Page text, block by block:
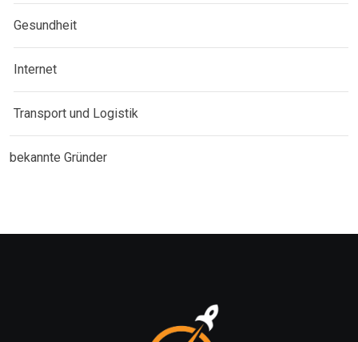
Gesundheit
Internet
Transport und Logistik
bekannte Gründer